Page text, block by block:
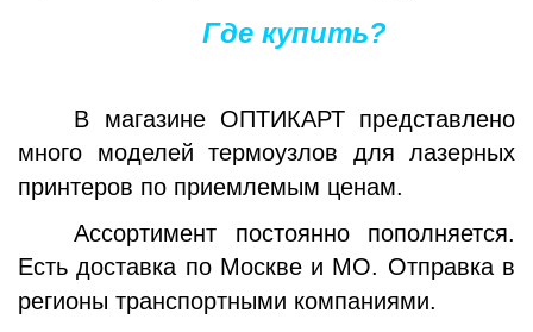
Где купить?
В магазине ОПТИКАРТ представлено
много моделей термоузлов для лазерных
принтеров по приемлемым ценам.
Ассортимент постоянно пополняется.
Есть доставка по Москве и МО. Отправка в
регионы транспортными компаниями.